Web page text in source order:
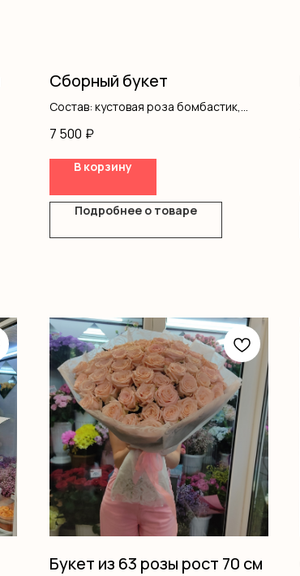
Сборный букет
Состав: кустовая роза бомбастик,
7 500 ₽
В корзину
Подробнее о товаре
Букет из 63 розы рост 70 см